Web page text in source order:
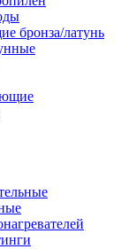
бронза/латунь